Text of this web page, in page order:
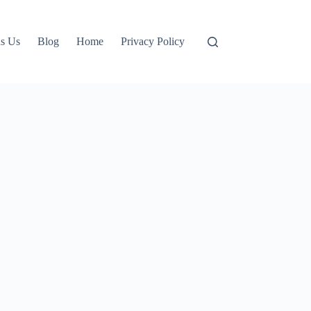
Us Blog Home Privacy Policy